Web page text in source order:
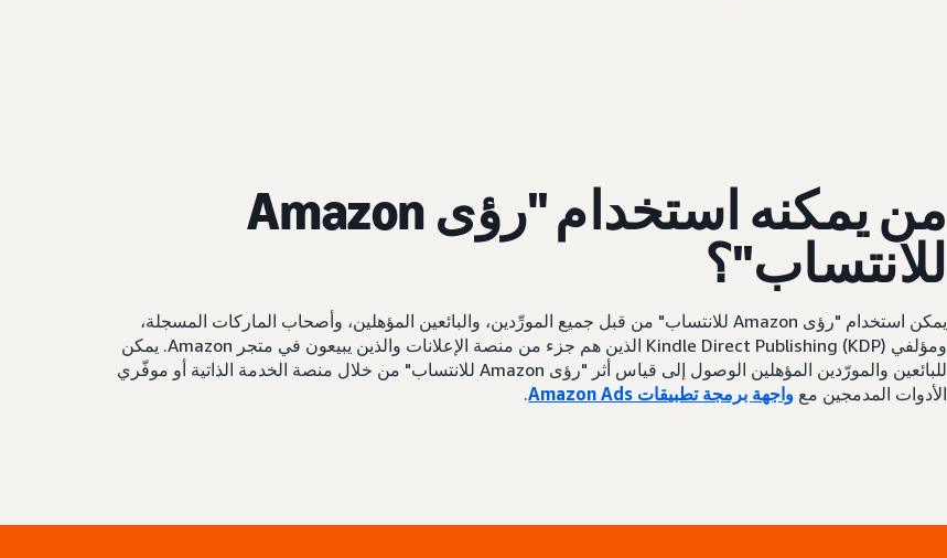
من يمكنه استخدام "رؤى Amazon
للانتساب"؟
يمكن استخدام "رؤى Amazon للانتساب" من قبل جميع المورِّدين، والبائعين المؤهلين، وأصحاب الماركات المسجلة،
ومؤلفي Kindle Direct Publishing (KDP) الذين هم جزء من منصة الإعلانات والذين يبيعون في متجر Amazon. يمكن
للبائعين والمورّدين المؤهلين الوصول إلى قياس أثر "رؤى Amazon للانتساب" من خلال منصة الخدمة الذاتية أو موفّري
الأدوات المدمجين مع واجهة برمجة تطبيقات Amazon Ads .